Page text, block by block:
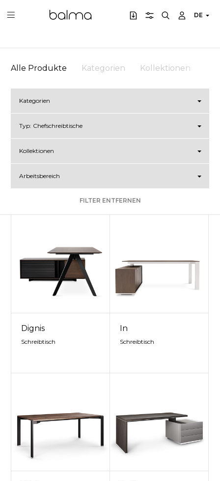
DE
Alle Produkte Kategorien Kollektionen
Kategorien
Typ: Chefschreibtische
Kollektionen
Arbeitsbereich
FILTER ENTFERNEN
Dignis
Schreibtisch
In
Schreibtisch